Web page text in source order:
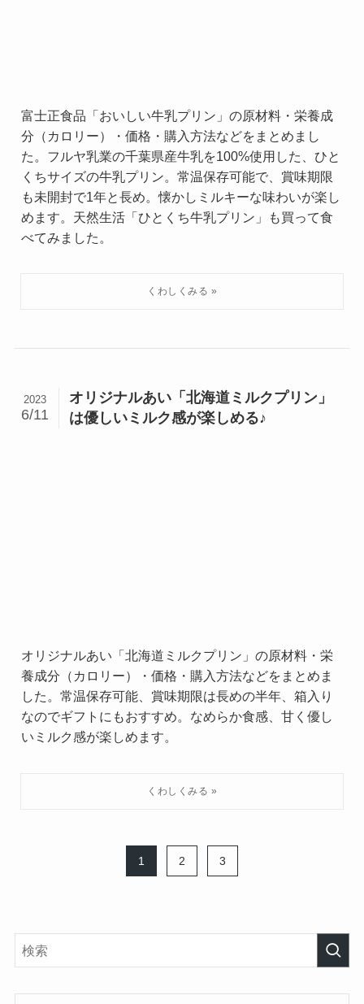
富士正食品「おいしい牛乳プリン」の原材料・栄養成
分（カロリー）・価格・購入方法などをまとめまし
た。フルヤ乳業の千葉県産牛乳を100%使用した、ひと
くちサイズの牛乳プリン。常温保存可能で、賞味期限
も未開封で1年と長め。懐かしミルキーな味わいが楽し
めます。天然生活「ひとくち牛乳プリン」も買って食
べてみました。
オリジナルあい「北海道ミルクプリン」
は優しいミルク感が楽しめる♪
2023
6/11
オリジナルあい「北海道ミルクプリン」の原材料・栄
養成分（カロリー）・価格・購入方法などをまとめま
した。常温保存可能、賞味期限は長めの半年、箱入り
なのでギフトにもおすすめ。なめらか食感、甘く優し
いミルク感が楽しめます。
1 2 3